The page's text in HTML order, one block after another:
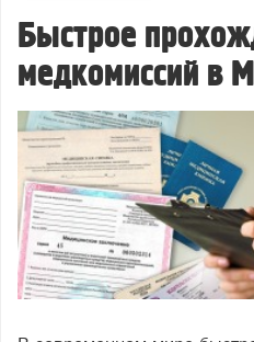
Быстрое
медкомиссий в